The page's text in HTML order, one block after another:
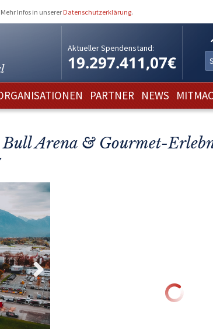
Infos in unserer Datenschutzerklärung.
Aktueller Spendenstand:
19.297.411,07€
PARTNER NEWS
Arena & Gourmet-